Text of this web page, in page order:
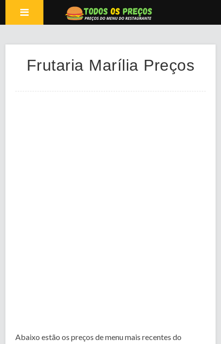
Frutaria Marília Preços
Abaixo estão os preços de menu mais recentes do